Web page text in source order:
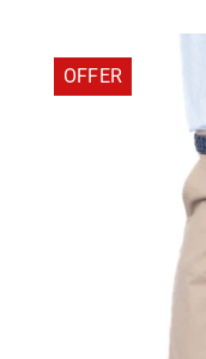
OFFER